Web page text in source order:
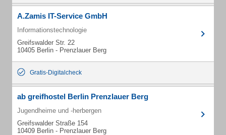
A.Zamis IT-Service GmbH
Informationstechnologie
Greifswalder Str. 22
10405 Berlin - Prenzlauer Berg
Gratis-Digitalcheck
ab greifhostel Berlin Prenzlauer Berg
Jugendheime und -herbergen
Greifswalder Straße 154
10409 Berlin - Prenzlauer Berg